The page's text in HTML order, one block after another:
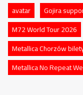
avatar Gojira
M72 World Tour 2026
Metallica Chorzów
Metallica No Repeat